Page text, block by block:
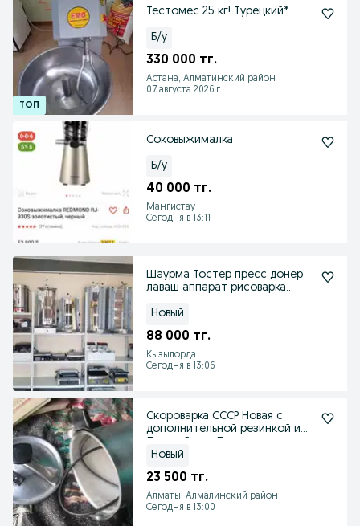
Тестомес 25 кг! Турецкий*
Б/у
330 000 тг.
Астана, Алматинский район
07 августа 2026 г.
Соковыжималка
Б/у
40 000 тг.
Мангистау
Сегодня в 13:11
Шаурма Тостер пресс донер
лаваш аппарат рисоварка
Новый
88 000 тг.
Кызылорда
Сегодня в 13:06
Скороварка СССР Новая с
дополнительной резинкой и
Новый
23 500 тг.
Алматы, Алмалинский район
Сегодня в 13:00